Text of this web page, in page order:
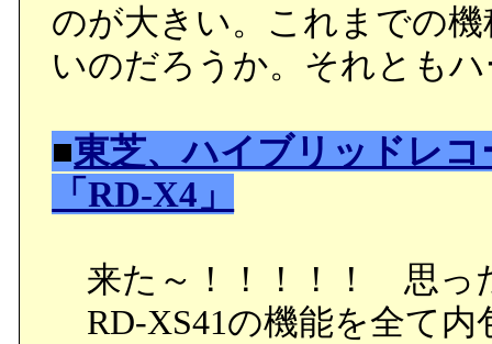
のが大きい。これまでの
いのだろうか。それとも
■東芝、ハイブリッドレ
「RD-X4」
来た～！！！！！ 思っ
RD-XS41の機能を全て内